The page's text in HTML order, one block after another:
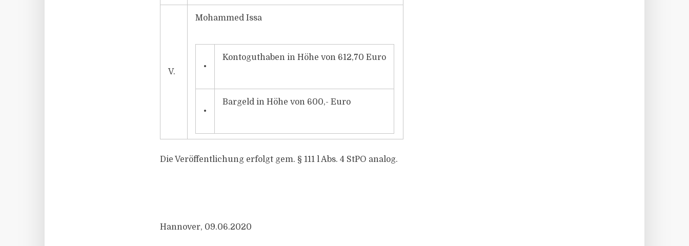
V.
Mohammed Issa
•
Kontoguthaben in Höhe von 612,70 Euro
•
Bargeld in Höhe von 600,- Euro
Die Veröffentlichung erfolgt gem. § 111 l Abs. 4 StPO analog.
Hannover, 09.06.2020